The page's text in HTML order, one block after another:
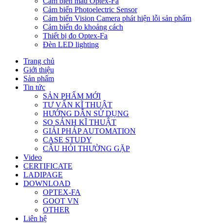
Cảm biến Photoelectric Sensor
Cảm biến Vision Camera phát hiện lỗi sản phẩm
Cảm biến đo khoảng cách
Thiết bị đo Optex-Fa
Đèn LED lighting
Trang chủ
Giới thiệu
Sản phẩm
Tin tức
SẢN PHẨM MỚI
TƯ VẤN KĨ THUẬT
HƯỚNG DẪN SỬ DỤNG
SO SÁNH KĨ THUẬT
GIẢI PHÁP AUTOMATION
CASE STUDY
CÂU HỎI THƯỜNG GẶP
Video
CERTIFICATE
LADIPAGE
DOWNLOAD
OPTEX-FA
GOOT VN
OTHER
Liên hệ